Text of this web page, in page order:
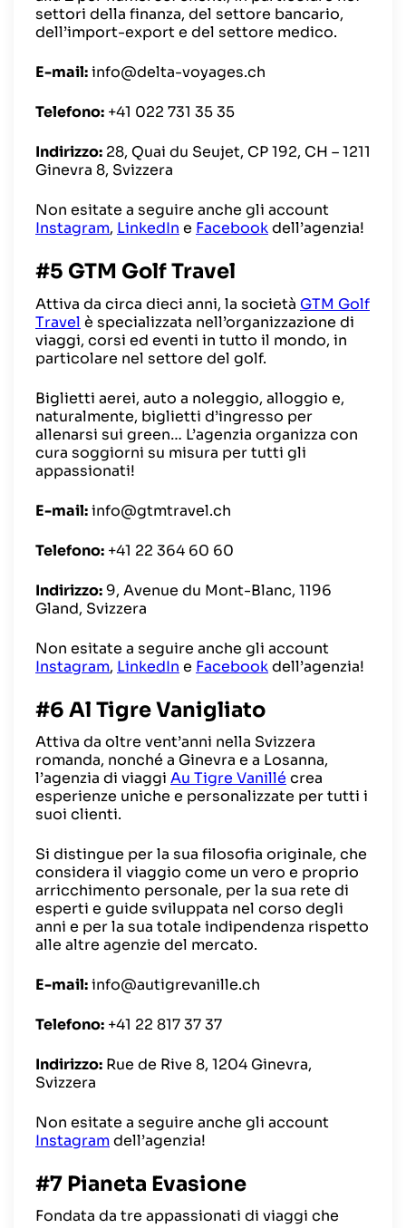
settori della finanza, del settore bancario,
dell’import-export e del settore medico.
E-mail:info@delta-voyages.ch
Telefono: +41 022 731 35 35
Indirizzo: 28, Quai du Seujet, CP 192, CH – 1211
Ginevra 8, Svizzera
Non esitate a seguire anche gli account
Instagram, LinkedIn e Facebookdell’agenzia!
#5 GTM Golf Travel
Attiva da circa dieci anni, la società GTM Golf
Travel è specializzata nell’organizzazione di
viaggi, corsi ed eventi in tutto il mondo, in
particolare nel settore del golf.
Biglietti aerei, auto a noleggio, alloggio e,
naturalmente, biglietti d’ingresso per
allenarsi sui green… L’agenzia organizza con
cura soggiorni su misura per tutti gli
appassionati!
E-mail:info@gtmtravel.ch
Telefono: +41 22 364 60 60
Indirizzo:9, Avenue du Mont-Blanc, 1196
Gland, Svizzera
Non esitate a seguire anche gli account
Instagram, LinkedIn e Facebookdell’agenzia!
#6 Al Tigre Vanigliato
Attiva da oltre vent’anni nella Svizzera
romanda, nonché a Ginevra e a Losanna,
l’agenzia di viaggi Au Tigre Vanillé crea
esperienze uniche e personalizzate per tutti i
suoi clienti.
Si distingue per la sua filosofia originale, che
considera il viaggio come un vero e proprio
arricchimento personale, per la sua rete di
esperti e guide sviluppata nel corso degli
anni e per la sua totale indipendenza rispetto
alle altre agenzie del mercato.
E-mail:info@autigrevanille.ch
Telefono: +41 22 817 37 37
Indirizzo: Rue de Rive 8, 1204 Ginevra,
Svizzera
Non esitate a seguire anche gli account
Instagramdell’agenzia!
#7 Pianeta Evasione
Fondata da tre appassionati di viaggi che